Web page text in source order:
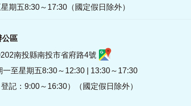
期五8:30～17:30（國定假日除外）
公區
南投縣南投市省府路4號
至星期五8:30～12:30 | 13:30～17:30
登記：9:00～16:30）（國定假日除外）